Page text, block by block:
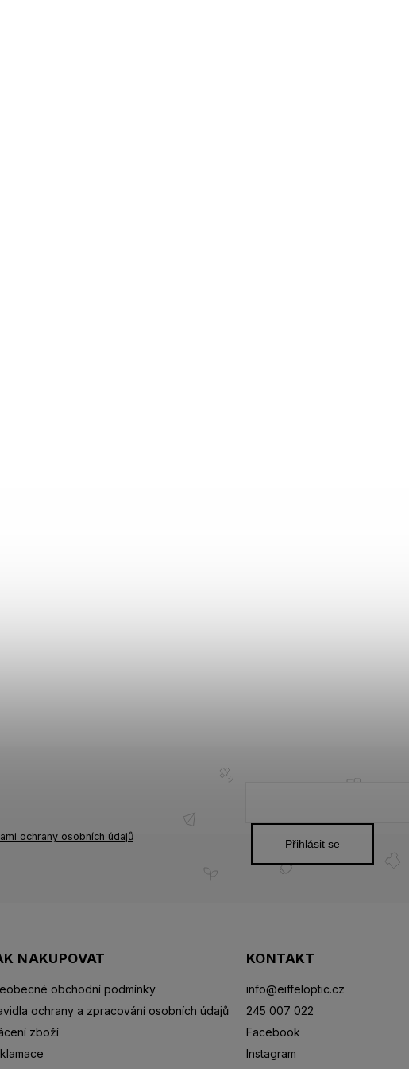
NAKUPOVAT
obchodní podmínky
ochrany a zpracování osobních údajů
zboží
KONTAKT
info@eiffeloptic.cz
245 007 022
Facebook
Instagram
ochrany osobních údajů
Přihlásit se